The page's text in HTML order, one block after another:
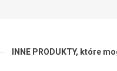
INNE PRODUKTY, które